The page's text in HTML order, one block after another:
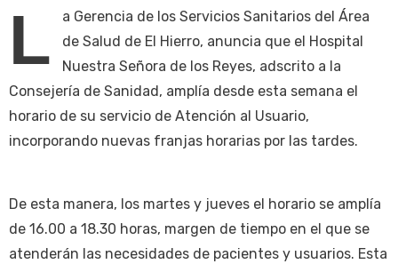
L
a Gerencia de los Servicios Sanitarios del Área
de Salud de El Hierro, anuncia que el Hospital
Nuestra Señora de los Reyes, adscrito a la
Consejería de Sanidad, amplía desde esta semana el
horario de su servicio de Atención al Usuario,
incorporando nuevas franjas horarias por las tardes.
De esta manera, los martes y jueves el horario se amplía
de 16.00 a 18.30 horas, margen de tiempo en el que se
atenderán las necesidades de pacientes y usuarios. Esta